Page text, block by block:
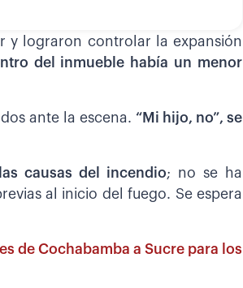
y lograron controlar la expansión
del inmueble había un menor
ante la escena.“Mi hijo, no”, se
causas del incendio; no se ha
al inicio del fuego. Se espera
de Cochabamba a Sucre para los